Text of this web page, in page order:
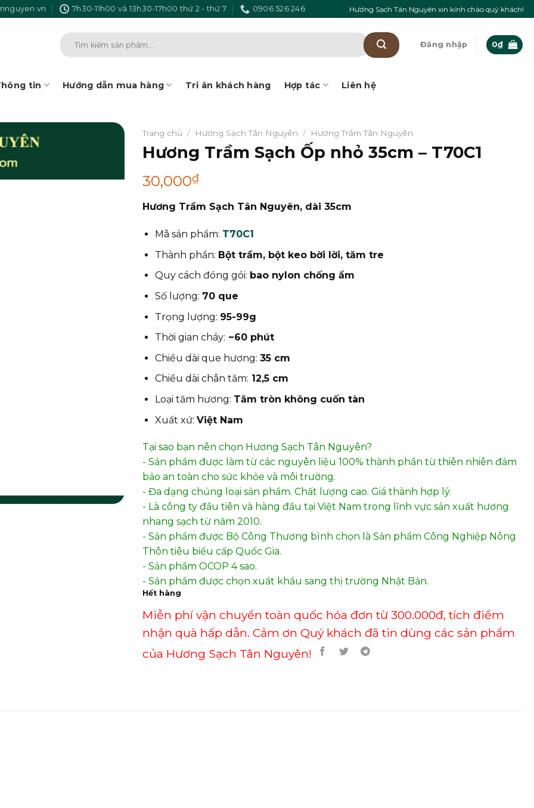
7h30-11h00 và 13h30-17h00 thứ 2 - thứ 7 0906 526 246 Hương Sạch Tân Nguyên xin kính chào quý khách!
Đăng nhập 0₫
tin Hướng dẫn mua hàng Tri ân khách hàng Hợp tác Liên hệ
Trang chủ / Hương Sạch Tân Nguyên / Hương Trầm Tân Nguyên
Hương Trầm Sạch Ốp nhỏ 35cm – T70C1
30,000₫
Hương Trầm Sạch Tân Nguyên, dài 35cm
Mã sản phẩm: T70C1
Thành phần: Bột trầm, bột keo bời lời, tăm tre
Quy cách đóng gói: bao nylon chống ẩm
Số lượng: 70 que
Trọng lượng: 95-99g
Thời gian cháy: ~60 phút
Chiều dài que hương: 35 cm
Chiều dài chân tăm: 12,5 cm
Loại tăm hương: Tăm tròn không cuốn tàn
Xuất xứ: Việt Nam
Tại sao bạn nên chọn Hương Sạch Tân Nguyên?
- Sản phẩm được làm từ các nguyên liệu 100% thành phần từ thiên nhiên đảm
bảo an toàn cho sức khỏe và môi trường.
- Đa dạng chủng loại sản phẩm. Chất lượng cao. Giá thành hợp lý.
- Là công ty đầu tiên và hàng đầu tại Việt Nam trong lĩnh vực sản xuất hương
nhang sạch từ năm 2010.
- Sản phẩm được Bộ Công Thương bình chọn là Sản phẩm Công Nghiệp Nông
Thôn tiêu biểu cấp Quốc Gia.
- Sản phẩm OCOP 4 sao.
- Sản phẩm được chọn xuất khẩu sang thị trường Nhật Bản.
Hết hàng
Miễn phí vận chuyển toàn quốc hóa đơn từ 300.000đ, tích điểm
nhận quà hấp dẫn. Cảm ơn Quý khách đã tin dùng các sản phẩm
của Hương Sạch Tân Nguyên!